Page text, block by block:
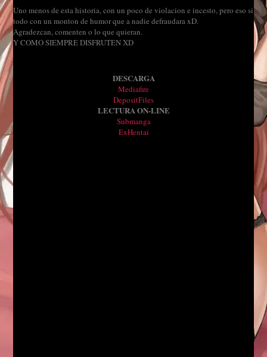
Uno menos de estahistoria, con un poco de violacion e incesto, pero eso si
todo con un monton de humor que a nadie defraudara xD.
Agradezcan, comenten o lo que quieran.
Y COMO SIEMPRE DISFRUTEN XD
DESCARGA
Mediafire
DepositFiles
LECTURA ON-LINE
Submanga
ExHentai